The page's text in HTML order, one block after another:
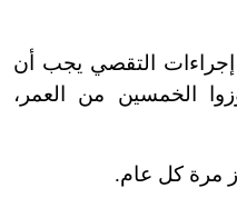
التقصي يجب أن
الخمسين من العمر،